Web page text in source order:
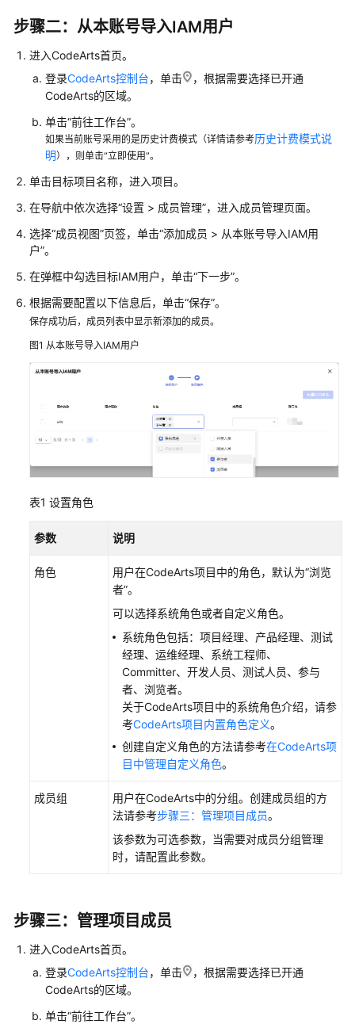
制
权
限
购
买
CodeArts
新
建
项
建
CodeArts
项
添
加
项
成
从
部
门
入
用
户
步骤二：从本账号导入IAM用户
进入CodeArts首页。
登录CodeArts控制台，单击
，根据需要选择已开通
CodeArts的区域。
单击“前往工作台”。
如果当前账号采用的是历史计费模式（详情请参考历史计费模式说
明），则单击“立即使用”。
单击目标项目名称，进入项目。
在导航中依次选择“设置 > 成员管理”，进入成员管理页面。
选择“成员视图”页签，单击“添加成员 > 从本账号导入IAM用
户”。
在弹框中勾选目标IAM用户，单击“下一步”。
根据需要配置以下信息后，单击“保存”。
保存成功后，成员列表中显示新添加的成员。
图1 从本账号导入IAM用户
表1 设置角色
参数 说明
角色
用户在CodeArts项目中的角色，默认为“浏览
者”。
可以选择系统角色或者自定义角色。
系统角色包括：项目经理、产品经理、测试
经理、运维经理、系统工程师、
Committer、开发人员、测试人员、参与
者、浏览者。
关于CodeArts项目中的系统角色介绍，请参
考CodeArts项目内置角色定义。
创建自定义角色的方法请参考在CodeArts项
目中管理自定义角色。
成员组
用户在CodeArts中的分组。创建成员组的方
法请参考步骤三：管理项目成员。
该参数为可选参数，当需要对成员分组管理
时，请配置此参数。
步骤三：管理项目成员
进入CodeArts首页。
登录CodeArts控制台，单击
，根据需要选择已开通
CodeArts的区域。
单击“前往工作台”。